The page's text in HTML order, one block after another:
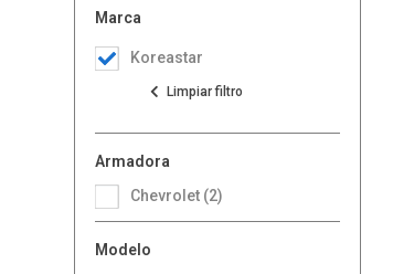
Marca
Koreastar
Armadora
Chevrolet (2)
Modelo